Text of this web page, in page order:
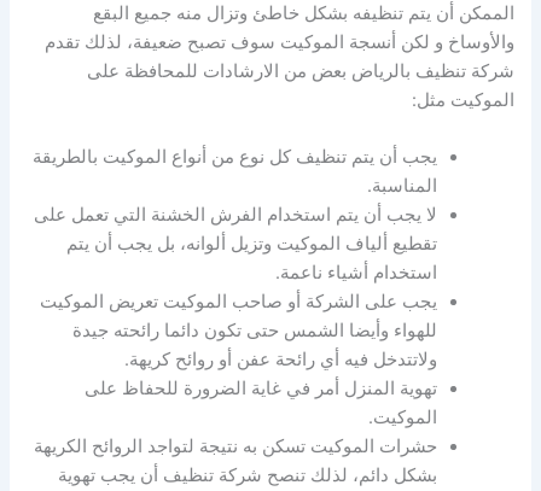
الممكن أن يتم تنظيفه بشكل خاطئ وتزال منه جميع البقع
والأوساخ و لكن أنسجة الموكيت سوف تصبح ضعيفة، لذلك تقدم
شركة تنظيف بالرياض بعض من الارشادات للمحافظة على
الموكيت مثل:
يجب أن يتم تنظيف كل نوع من أنواع الموكيت بالطريقة
المناسبة.
لا يجب أن يتم استخدام الفرش الخشنة التي تعمل على
تقطيع ألياف الموكيت وتزيل ألوانه، بل يجب أن يتم
استخدام أشياء ناعمة.
يجب على الشركة أو صاحب الموكيت تعريض الموكيت
للهواء وأيضا الشمس حتى تكون دائما رائحته جيدة
ولاتتدخل فيه أي رائحة عفن أو روائح كريهة.
تهوية المنزل أمر في غاية الضرورة للحفاظ على
الموكيت.
حشرات الموكيت تسكن به نتيجة لتواجد الروائح الكريهة
بشكل دائم، لذلك تنصح شركة تنظيف أن يجب تهوية